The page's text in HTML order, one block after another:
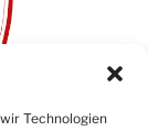
Technologien